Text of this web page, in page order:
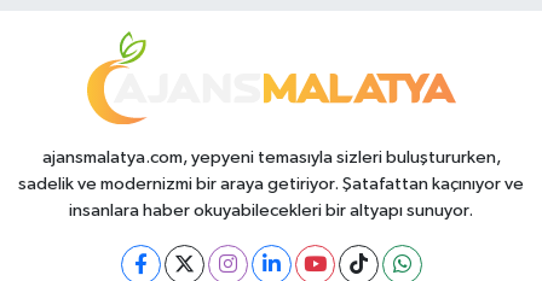
ajansmalatya.com, yepyeni temasıyla sizleri buluştururken,
sadelik ve modernizmi bir araya getiriyor. Şatafattan kaçınıyor ve
insanlara haber okuyabilecekleri bir altyapı sunuyor.